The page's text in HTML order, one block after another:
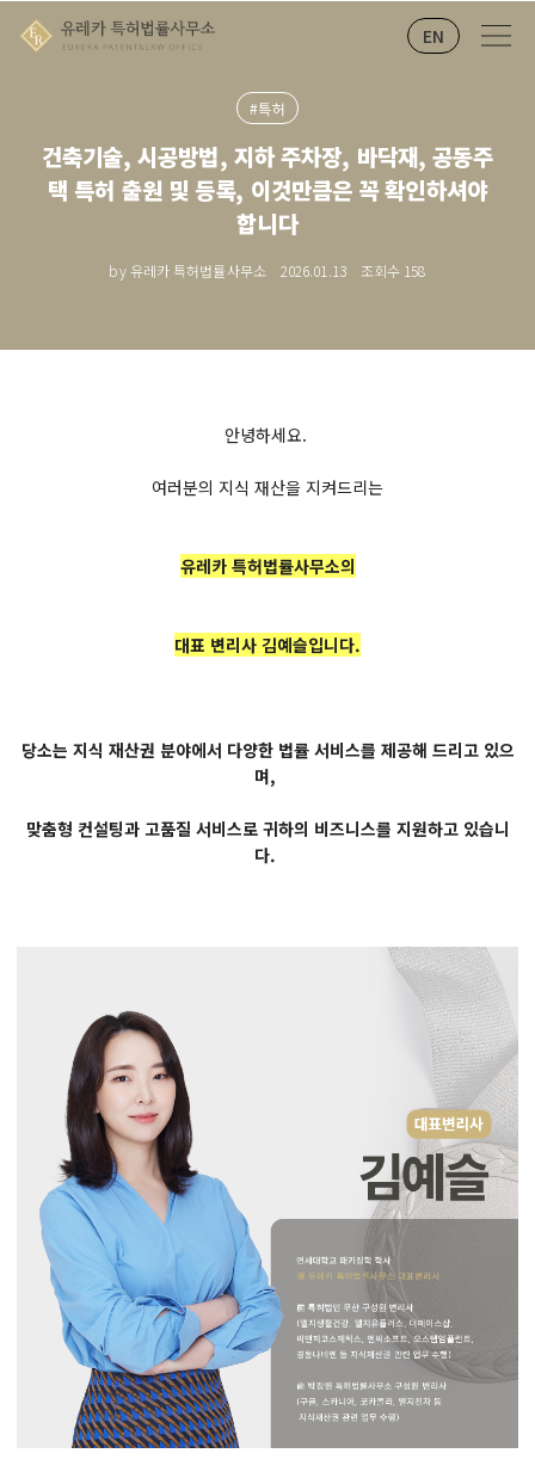
EN
#특허
건축기술, 시공방법, 지하 주차장, 바닥재, 공동주
택 특허 출원 및 등록, 이것만큼은 꼭 확인하셔야
합니다
by 유레카 특허법률사무소 2026.01.13 조회수 158
안녕하세요.
여러분의 지식 재산을 지켜드리는
유레카 특허법률사무소의
대표 변리사 김예슬입니다.
당소는 지식 재산권 분야에서 다양한 법률 서비스를 제공해 드리고 있으
며,
맞춤형 컨설팅과 고품질 서비스로 귀하의 비즈니스를 지원하고 있습니
다.